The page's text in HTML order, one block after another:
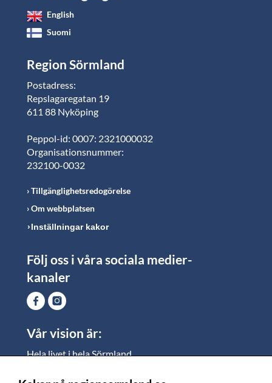
English
Suomi
Region Sörmland
Postadress:
Repslagaregatan 19
611 88 Nyköping
Peppol-id: 0007: 2321000032
Organisationsnummer:
232100-0032
Tillgänglighetsredogörelse
Om webbplatsen
Inställningar kakor
Följ oss i våra sociala medier-
kanaler
Vår vision är:
Hela livet i hela Sörmland.
vi vill skapa jämlika möjligheter för både